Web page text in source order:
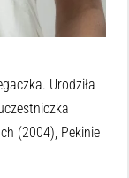
Urodziła
(2004), Pekinie